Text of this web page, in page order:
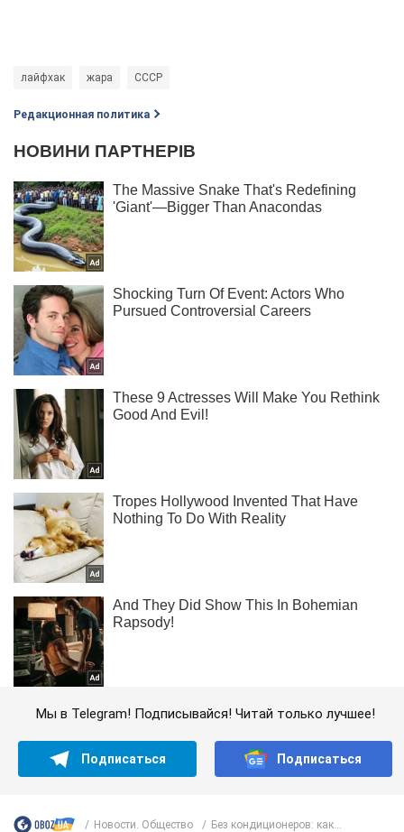
лайфхак жара СССР
Редакционная политика
Мы в Telegram! Подписывайся! Читай только лучшее!
Подписаться Подписаться
Новости. Общество Без кондиционеров: как...